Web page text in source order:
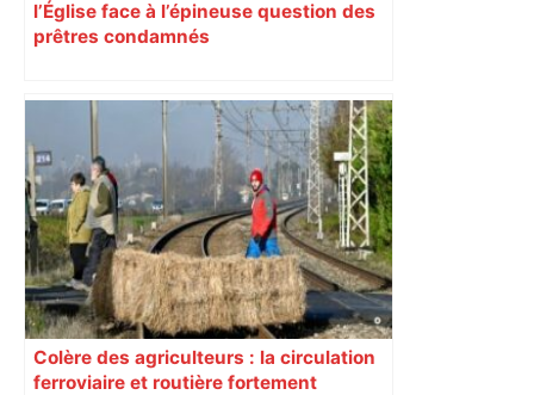
l’Église face à l’épineuse question des
prêtres condamnés
Colère des agriculteurs : la circulation
ferroviaire et routière fortement